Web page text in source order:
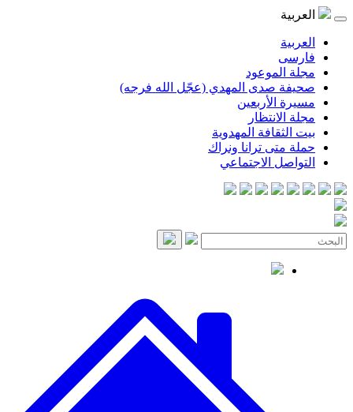
المهدي (عجّل الله فرجه)
المهدوية
ترانا ونراك
الاجتماعي